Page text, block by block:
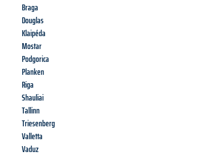
Braga
Douglas
Klaipéda
Mostar
Podgorica
Planken
Riga
Shauliai
Tallinn
Triesenberg
Valletta
Vaduz